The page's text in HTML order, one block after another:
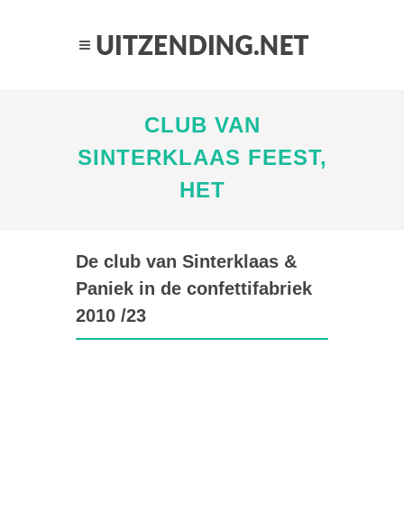
CLUB VAN
SINTERKLAAS FEEST,
HET
De club van Sinterklaas &
Paniek in de confettifabriek
2010 /23